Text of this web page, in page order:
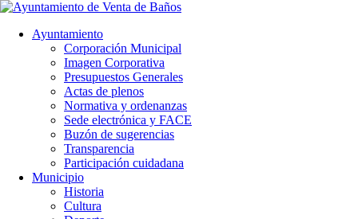
Ayuntamiento
Corporación Municipal
Imagen Corporativa
Presupuestos Generales
Actas de plenos
Normativa y ordenanzas
Sede electrónica y FACE
Buzón de sugerencias
Transparencia
Participación cuidadana
Municipio
Historia
Cultura